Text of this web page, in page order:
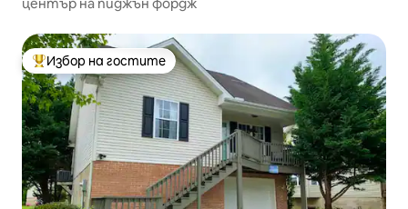
Най-популярен избор на гостите
Избор на гостите